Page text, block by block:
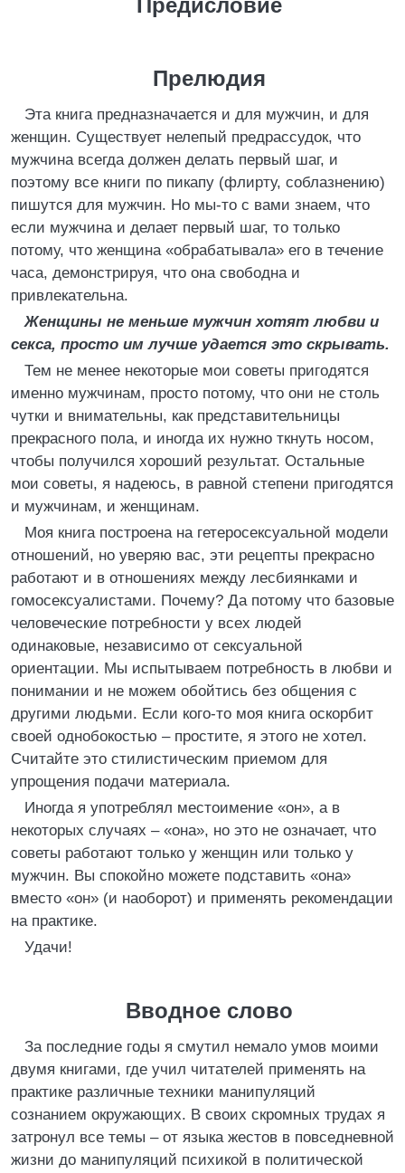
Предисловие
Прелюдия
Эта книга предназначается и для мужчин, и для
женщин. Существует нелепый предрассудок, что
мужчина всегда должен делать первый шаг, и
поэтому все книги по пикапу (флирту, соблазнению)
пишутся для мужчин. Но мы-то с вами знаем, что
если мужчина и делает первый шаг, то только
потому, что женщина «обрабатывала» его в течение
часа, демонстрируя, что она свободна и
привлекательна.
Женщины не меньше мужчин хотят любви и
секса, просто им лучше удается это скрывать.
Тем не менее некоторые мои советы пригодятся
именно мужчинам, просто потому, что они не столь
чутки и внимательны, как представительницы
прекрасного пола, и иногда их нужно ткнуть носом,
чтобы получился хороший результат. Остальные
мои советы, я надеюсь, в равной степени пригодятся
и мужчинам, и женщинам.
Моя книга построена на гетеросексуальной модели
отношений, но уверяю вас, эти рецепты прекрасно
работают и в отношениях между лесбиянками и
гомосексуалистами. Почему? Да потому что базовые
человеческие потребности у всех людей
одинаковые, независимо от сексуальной
ориентации. Мы испытываем потребность в любви и
понимании и не можем обойтись без общения с
другими людьми. Если кого-то моя книга оскорбит
своей однобокостью – простите, я этого не хотел.
Считайте это стилистическим приемом для
упрощения подачи материала.
Иногда я употреблял местоимение «он», а в
некоторых случаях – «она», но это не означает, что
советы работают только у женщин или только у
мужчин. Вы спокойно можете подставить «она»
вместо «он» (и наоборот) и применять рекомендации
на практике.
Удачи!
Вводное слово
За последние годы я смутил немало умов моими
двумя книгами, где учил читателей применять на
практике различные техники манипуляций
сознанием окружающих. В своих скромных трудах я
затронул все темы – от языка жестов в повседневной
жизни до манипуляций психикой в политической